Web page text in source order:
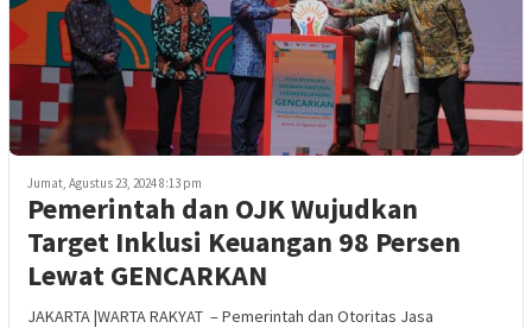
Jumat, Agustus 23, 2024 8:13 pm
Pemerintah dan OJK Wujudkan
Target Inklusi Keuangan 98 Persen
Lewat GENCARKAN
JAKARTA |WARTA RAKYAT – Pemerintah dan Otoritas Jasa